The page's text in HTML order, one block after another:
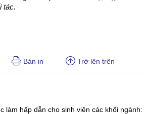
tác.
Bản in Trở lên trên
làm hấp dẫn cho sinh viên các khối ngành: